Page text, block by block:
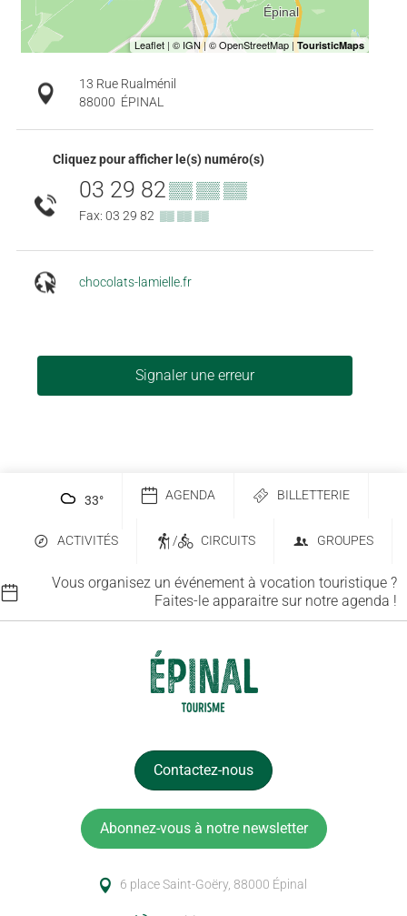
13 Rue Rualménil
88000 ÉPINAL
Cliquez pour afficher le(s) numéro(s)
03 29 82▒▒ ▒▒ ▒▒
Fax: 03 29 82 ▒▒ ▒▒ ▒▒
chocolats-lamielle.fr
Signaler une erreur
33° AGENDA BILLETTERIE
ACTIVITÉS / CIRCUITS GROUPES
Vous organisez un événement à vocation touristique ?
Faites-le apparaitre sur notre agenda !
Contactez-nous
Abonnez-vous à notre newsletter
6 place Saint-Goëry, 88000 Épinal